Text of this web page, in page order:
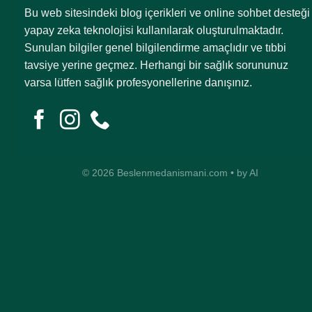
Bu web sitesindeki blog içerikleri ve online sohbet desteği
yapay zeka teknolojisi kullanılarak oluşturulmaktadır.
Sunulan bilgiler genel bilgilendirme amaçlıdır ve tıbbi
tavsiye yerine geçmez. Herhangi bir sağlık sorununuz
varsa lütfen sağlık profesyonellerine danışınız.
© 2026 Beslenmedanismani.com • by AI